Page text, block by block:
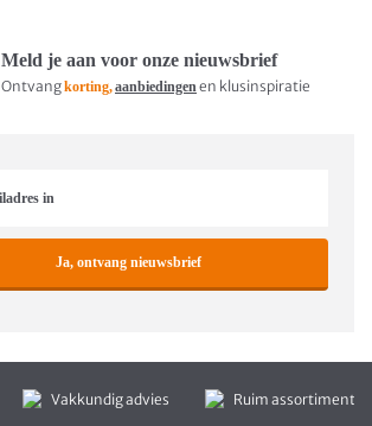
Meld je aan voor onze nieuwsbrief
Ontvangkorting,aanbiedingenen klusinspiratie
Ja, ontvang nieuwsbrief
Vakkundig advies Ruim assortiment